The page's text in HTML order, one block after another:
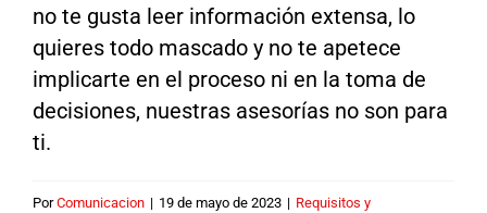
no te gusta leer información extensa, lo
quieres todo mascado y no te apetece
implicarte en el proceso ni en la toma de
decisiones, nuestras asesorías no son para
ti.
PorComunicacion | 19 de mayo de 2023 | Requisitos y